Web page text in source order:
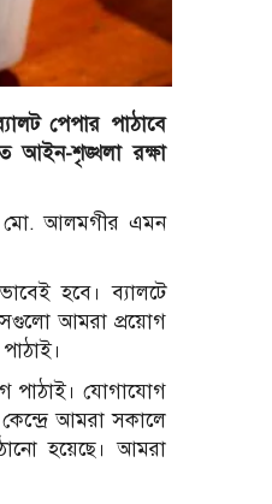
পেপার পাঠাবে
আইন-শৃঙ্খলা রক্ষা
মো. আলমগীর এমন
হবে। ব্যালটে
আমরা প্রয়োগ
পাঠাই। যোগাযোগ
আমরা সকালে
হয়েছে। আমরা